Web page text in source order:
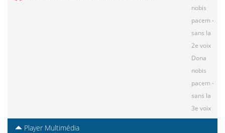
nobis
pacem -
sans la
2e voix
Dona
nobis
pacem -
sans la
3e voix
Player Multimédia